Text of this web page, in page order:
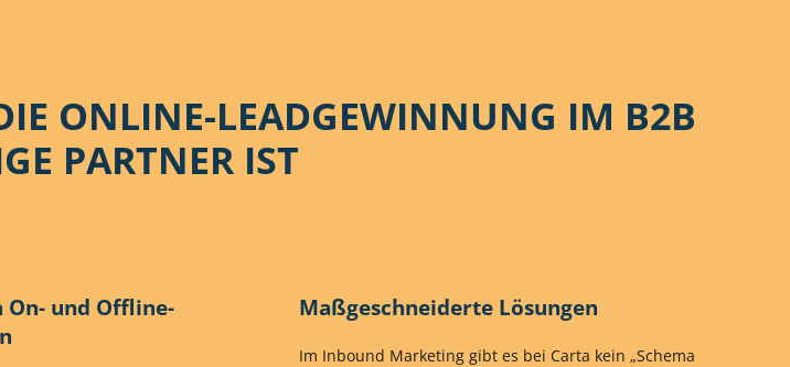
ONLINE-LEADGEWINNUNG IM B2B
PARTNER IST
und Offline-
Maßgeschneiderte Lösungen
Im Inbound Marketing gibt es bei Carta kein „Schema